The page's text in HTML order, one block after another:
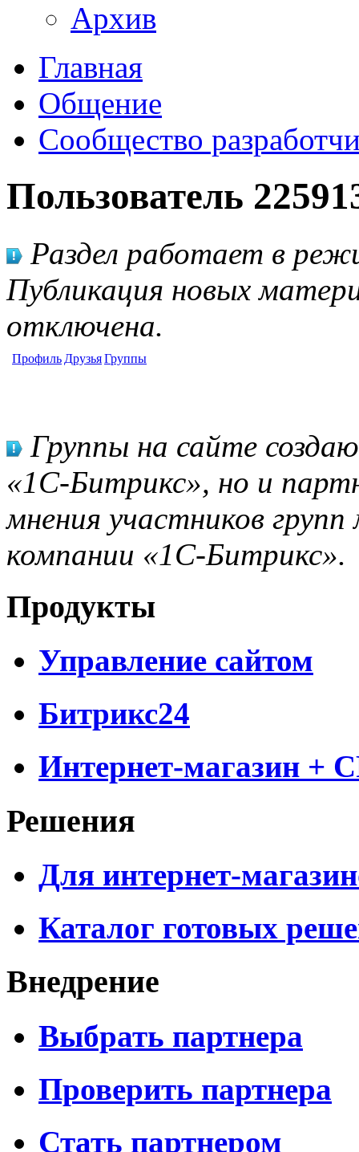
Архив
Главная
Общение
Сообщество
Пользователь
Раздел работает в
Публикация новых
отключена.
Профиль ДрузьяГруппы
Группы на сайте
«1С-Битрикс», но и
мнения участников
компании «1С-Битрикс».
Продукты
Управление сайтом
Битрикс24
Интернет-магазин +
Решения
Для интернет-
Каталог готовых
Внедрение
Выбрать партнера
Проверить партнера
Стать партнером